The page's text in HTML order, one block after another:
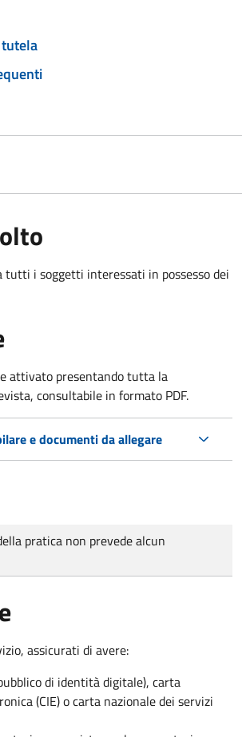
tutti i soggetti interessati in possesso dei
attivato presentando tutta la
consultabile in formato PDF.
e documenti da allegare
pratica non prevede alcun
assicurati di avere:
di identità digitale), carta
(CIE) o carta nazionale dei servizi